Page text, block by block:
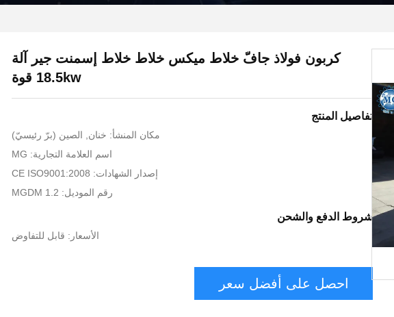
كربون فولاذ جافّ خلاط ميكس خلاط خلاط إسمنت جير آلة
18.5kw قوة
تفاصيل المنتج
مكان المنشأ: خنان, الصين (برّ رئيسيّ)
اسم العلامة التجارية: MG
إصدار الشهادات: CE ISO9001:2008
رقم الموديل: MGDM 1.2
شروط الدفع والشحن
الأسعار: قابل للتفاوض
احصل على أفضل سعر